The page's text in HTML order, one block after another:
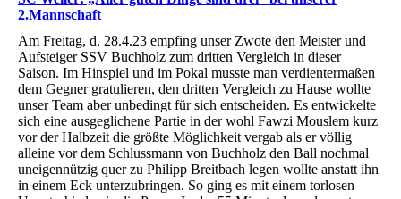
2.Mannschaft
Am Freitag, d. 28.4.23 empfing unser Zwote den Meister und
Aufsteiger SSV Buchholz zum dritten Vergleich in dieser
Saison. Im Hinspiel und im Pokal musste man verdientermaßen
dem Gegner gratulieren, den dritten Vergleich zu Hause wollte
unser Team aber unbedingt für sich entscheiden. Es entwickelte
sich eine ausgeglichene Partie in der wohl Fawzi Mouslem kurz
vor der Halbzeit die größte Möglichkeit vergab als er völlig
alleine vor dem Schlussmann von Buchholz den Ball nochmal
uneigennützig quer zu Philipp Breitbach legen wollte anstatt ihn
in einem Eck unterzubringen. So ging es mit einem torlosen